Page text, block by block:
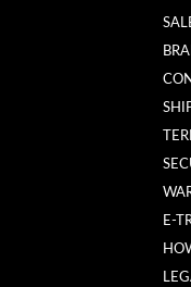
E-